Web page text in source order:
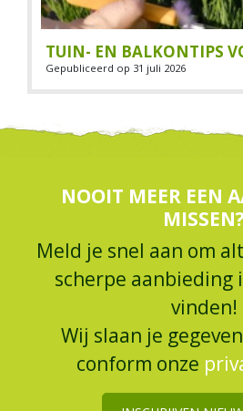
TUIN- EN BALKONTIPS
Gepubliceerd op 31 juli 2026
NOOIT MEER EEN
Meld je snel aan om
scherpe aanbieding
vinden!
Wij slaan je
conform onze